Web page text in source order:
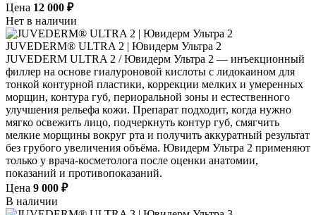
Цена 12 000 ₽
Нет в наличии
JUVEDERM® ULTRA 2 | Ювидерм Ультра 2
JUVEDERM ULTRA 2 / Ювидерм Ультра 2 — инъекционный
филлер на основе гиалуроновой кислоты с лидокаином для
тонкой контурной пластики, коррекции мелких и умеренных
морщин, контура губ, периоральной зоны и естественного
улучшения рельефа кожи. Препарат подходит, когда нужно
мягко освежить лицо, подчеркнуть контур губ, смягчить
мелкие морщины вокруг рта и получить аккуратный результат
без грубого увеличения объёма. Ювидерм Ультра 2 применяют
только у врача-косметолога после оценки анатомии,
показаний и противопоказаний.
Цена 9 000 ₽
В наличии